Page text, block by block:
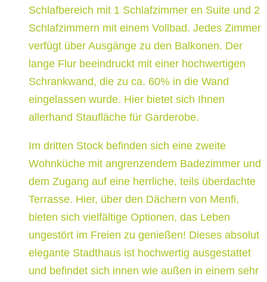
Schlafbereich mit 1 Schlafzimmer en Suite und 2
Schlafzimmern mit einem Vollbad. Jedes Zimmer
verfügt über Ausgänge zu den Balkonen. Der
lange Flur beeindruckt mit einer hochwertigen
Schrankwand, die zu ca. 60% in die Wand
eingelassen wurde. Hier bietet sich Ihnen
allerhand Staufläche für Garderobe.
Im dritten Stock befinden sich eine zweite
Wohnküche mit angrenzendem Badezimmer und
dem Zugang auf eine herrliche, teils überdachte
Terrasse. Hier, über den Dächern von Menfi,
bieten sich vielfältige Optionen, das Leben
ungestört im Freien zu genießen! Dieses absolut
elegante Stadthaus ist hochwertig ausgestattet
und befindet sich innen wie außen in einem sehr